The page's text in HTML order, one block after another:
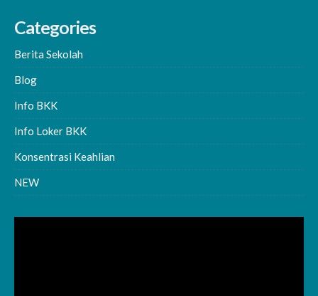
Categories
Berita Sekolah
Blog
Info BKK
Info Loker BKK
Konsentrasi Keahlian
NEW